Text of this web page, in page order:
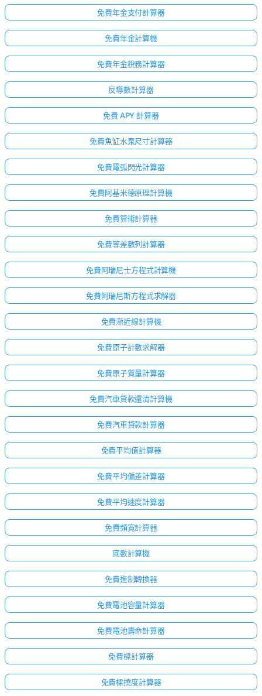
題
免費年金支付計算器
免費年金計算機
免費年金稅務計算器
反導數計算器
免費 APY 計算器
免費魚缸水泵尺寸計算器
免費電弧閃光計算器
免費阿基米德原理計算機
免費算術計算器
免費等差數列計算器
免費阿瑞尼士方程式計算機
免費阿瑞尼斯方程式求解器
免費漸近線計算機
免費原子計數求解器
免費原子質量計算器
免費汽車貸款還清計算機
免費汽車貸款計算器
免費平均值計算器
免費平均偏差計算器
免費平均速度計算器
免費頻寬計算器
底數計算機
免費進制轉換器
免費電池容量計算器
免費電池壽命計算器
免費樑計算器
免費樑撓度計算器